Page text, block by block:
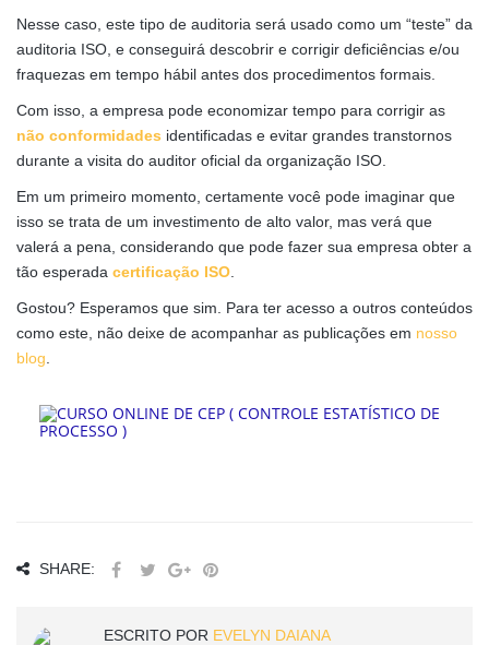
Nesse caso, este tipo de auditoria será usado como um “teste” da
auditoria ISO, e conseguirá descobrir e corrigir deficiências e/ou
fraquezas em tempo hábil antes dos procedimentos formais.
Com isso, a empresa pode economizar tempo para corrigir as
não conformidades identificadas e evitar grandes transtornos
durante a visita do auditor oficial da organização ISO.
Em um primeiro momento, certamente você pode imaginar que
isso se trata de um investimento de alto valor, mas verá que
valerá a pena, considerando que pode fazer sua empresa obter a
tão esperada certificação ISO
Gostou? Esperamos que sim. Para ter acesso a outros conteúdos
como este, não deixe de acompanhar as publicações em nosso
blog
SHARE:
ESCRITO POR EVELYN DAIANA